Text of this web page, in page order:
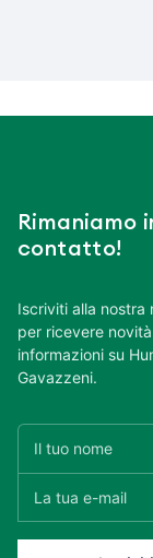
Rimaniamo
contatto!
Iscriviti alla nostra
per ricevere
informazioni su
Gavazzeni.